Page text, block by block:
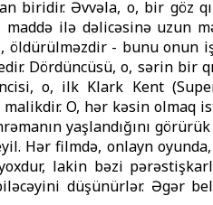
biridir. Əvvəla, o, bir göz
maddə ilə dəlicəsinə uzun
öldürülməzdir - bunu onun
Dördüncüsü, o, sərin bir
o, ilk Klark Kent
O, hər kəsin olmaq
yaşlandığını
Hər filmdə, onlayn oyunda,
lakin bəzi
düşünürlər. Əgər